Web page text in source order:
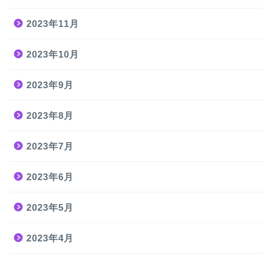
2023年11月
2023年10月
2023年9月
2023年8月
2023年7月
2023年6月
2023年5月
2023年4月